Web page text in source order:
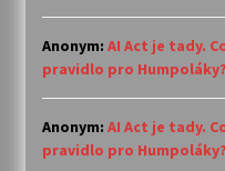
Anonym: AI Act je tady.
pravidlo pro Humpoláky?
Anonym: AI Act je tady.
pravidlo pro Humpoláky?